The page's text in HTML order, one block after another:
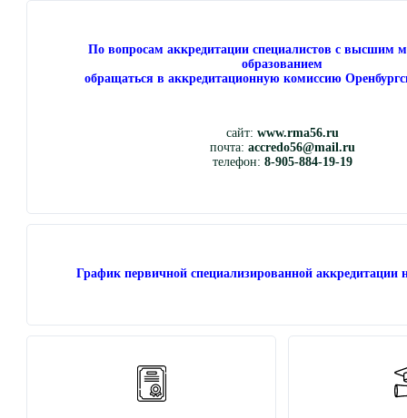
По вопросам аккредитации специалистов с высшим
образованием
обращаться в аккредитационную комиссию
сайт: www.rma56.ru
почта: accredo56@mail.ru
телефон: 8-905-884-19-19
График первичной специализированной аккредитации